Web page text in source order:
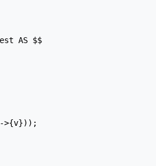
test AS $$
>{v}));